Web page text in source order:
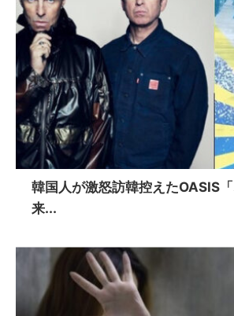
韓国人が激怒訪韓控えたOASIS
来...